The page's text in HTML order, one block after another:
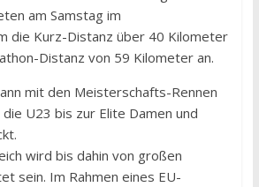
am Samstag im
die Kurz-Distanz über 40 Kilometer
Distanz von 59 Kilometer an.
mit den Meisterschafts-Rennen
U23 bis zur Elite Damen und
wird bis dahin von großen
sein. Im Rahmen eines EU-